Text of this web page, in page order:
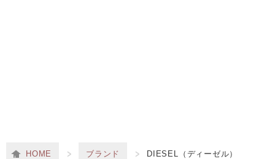
HOME ブランド DIESEL（ディーゼル）